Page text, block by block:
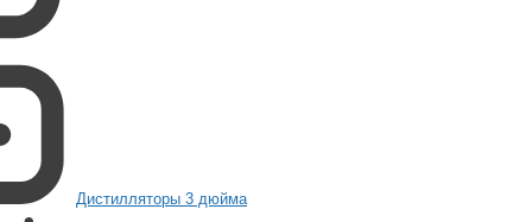
Дистилляторы 3 дюйма